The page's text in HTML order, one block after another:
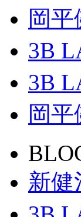
岡
3B
3B
岡
新健